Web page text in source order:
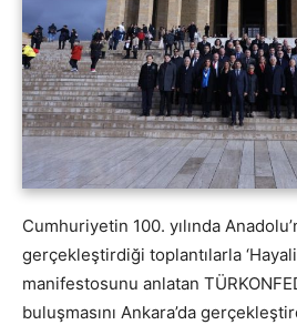
Cumhuriyetin 100. yılında
gerçekleştirdiği toplantılarla
manifestosunu anlatan
buluşmasını Ankara’da